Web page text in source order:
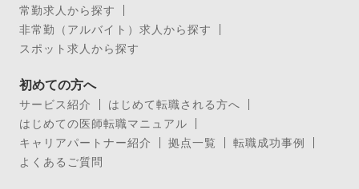
常勤求人から探す
非常勤（アルバイト）求人から探す
スポット求人から探す
初めての方へ
サービス紹介
はじめて転職される方へ
はじめての医師転職マニュアル
キャリアパートナー紹介
拠点一覧
転職成功事例
よくあるご質問